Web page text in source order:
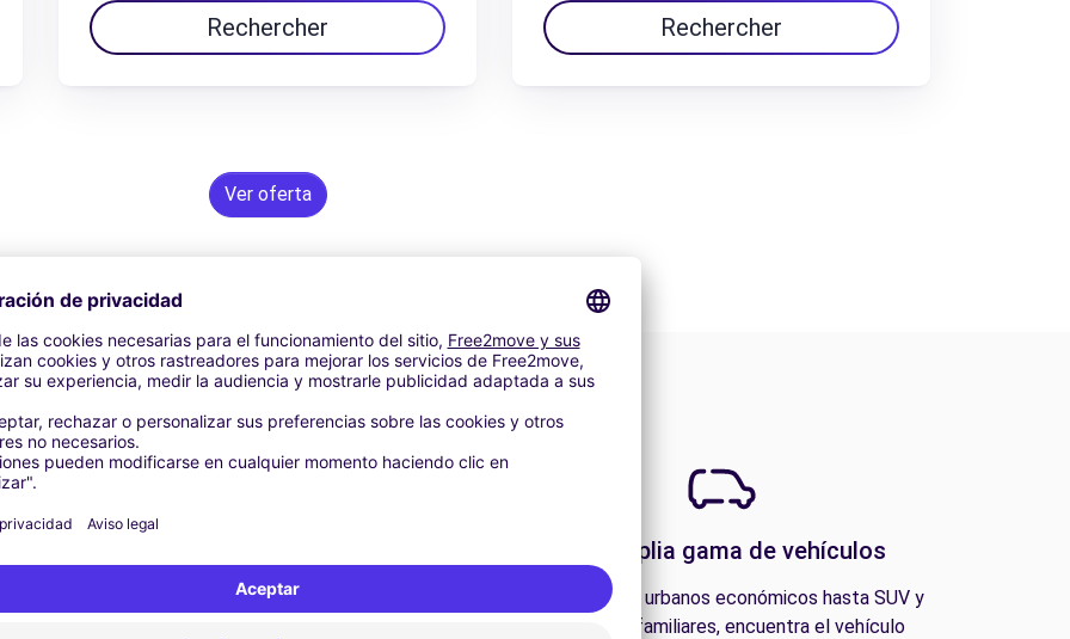
Rechercher Rechercher
Ver oferta
¿Problemas en la carretera? Nuestro servicio de
Una amplia gama de vehículos
Desde coches urbanos económicos hasta SUV y
furgonetas familiares, encuentra el vehículo